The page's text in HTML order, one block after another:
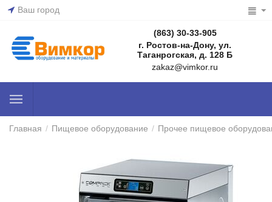
Ваш город
(863) 30-33-905
г. Ростов-на-Дону, ул.
Таганрогская, д. 128 Б
zakaz@vimkor.ru
Главная / Пищевое оборудование / Прочее пищевое